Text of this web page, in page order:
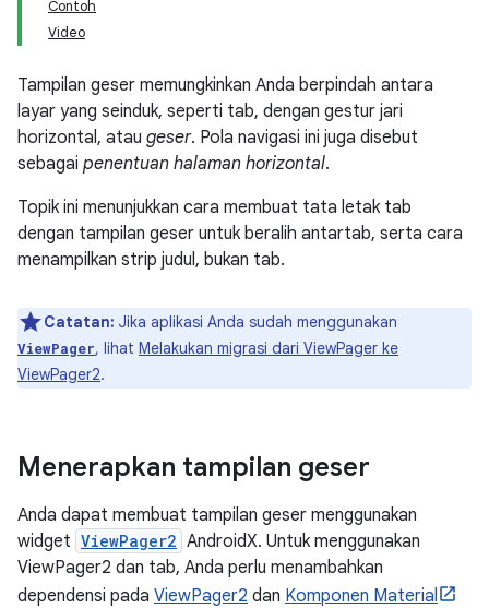
Contoh
Video
Tampilan geser memungkinkan Anda berpindah antara
layar yang seinduk, seperti tab, dengan gestur jari
horizontal, atau geser. Pola navigasi ini juga disebut
sebagai penentuan halaman horizontal.
Topik ini menunjukkan cara membuat tata letak tab
dengan tampilan geser untuk beralih antartab, serta cara
menampilkan strip judul, bukan tab.
Catatan: Jika aplikasi Anda sudah menggunakan
ViewPager, lihat Melakukan migrasi dari ViewPager ke
ViewPager2.
Menerapkan tampilan geser
Anda dapat membuat tampilan geser menggunakan
widget ViewPager2 AndroidX. Untuk menggunakan
ViewPager2 dan tab, Anda perlu menambahkan
dependensi pada ViewPager2 dan Komponen Material